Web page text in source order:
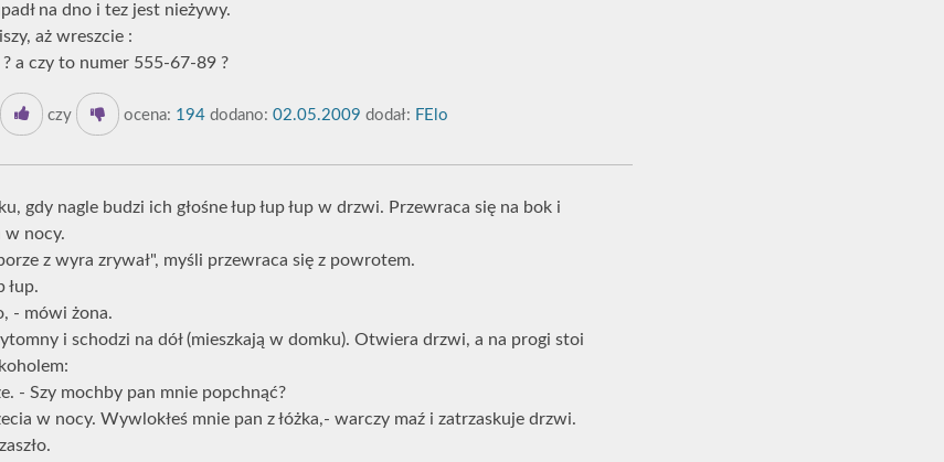
na dno i tez jest nieżywy.
aż wreszcie :
a czy to numer 555-67-89 ?
czy ocena: 194 dodano: 02.05.2009 dodał: FElo
gdy nagle budzi ich głośne łup łup łup w drzwi. Przewraca się na bok i
w nocy.
z wyra zrywał", myśli przewraca się z powrotem.
łup.
- mówi żona.
i schodzi na dół (mieszkają w domku). Otwiera drzwi, a na progi stoi
- Szy mochby pan mnie popchnąć?
w nocy. Wywlokłeś mnie pan z łóżka,- warczy maź i zatrzaskuje drzwi.